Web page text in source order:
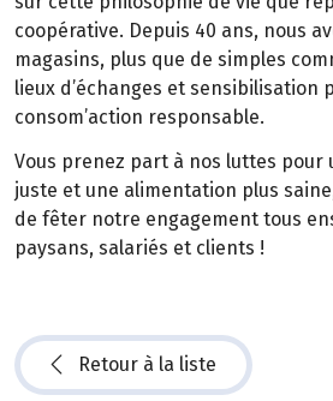
coopérative. Depuis 40 ans, nous
magasins, plus que de simples
lieux d’échanges et sensibilisation
consom’action responsable.
Vous prenez part à nos luttes pour
juste et une alimentation plus
de fêter notre engagement tous
paysans, salariés et clients !
Retour à la liste